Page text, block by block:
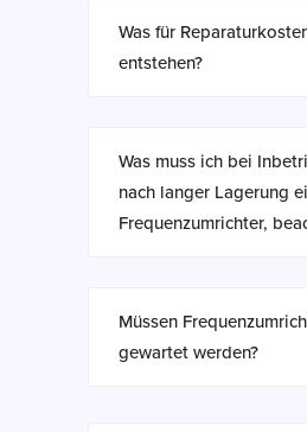
Was für
entstehen?
Was muss ich bei
nach langer Lagerung
Frequenzumrichter,
Müssen
gewartet werden?